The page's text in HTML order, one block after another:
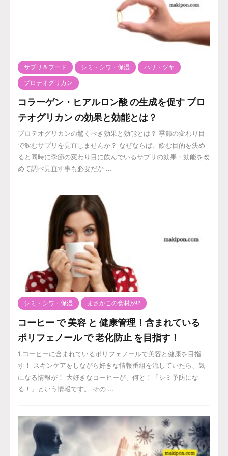
サプリ＆フード シミ・シワ・保湿 ハリ・ツヤ
プロテオグリカン
コラーゲン・ヒアルロン酸 の生成を促す プロ
テオグリカン の効果と効能とは？
プロテオグリカンの驚くべき効果と効能とは？ 季節の変わり目
で飲むサプリを見直しませんか？ なぜならば、飲む目的を決め
ると同時に季節の変わり目に飲んでいるサプリの効果・効能を改
めて調べ見直す事も必要だか ...
シミ・シワ・保湿 まさかこの食材が⁉️
コーヒー で 美容 と 健康管理！含まれている
ポリフェノール で 老化防止 を目指す！
1.コーヒーに含まれているポリフェノールで美容と健康を目指
す！ スキンケアをしながら好きな情報番組を流していたら、気
になる情報が！ 大好きなコーヒーが、何と！「シミ予防にな
る！」という情報です。 その ...